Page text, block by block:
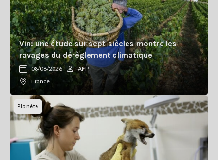
Vin: une étude sur sept siècles montre les
ravages du dérèglement climatique
08/08/2026
AFP
France
Planète